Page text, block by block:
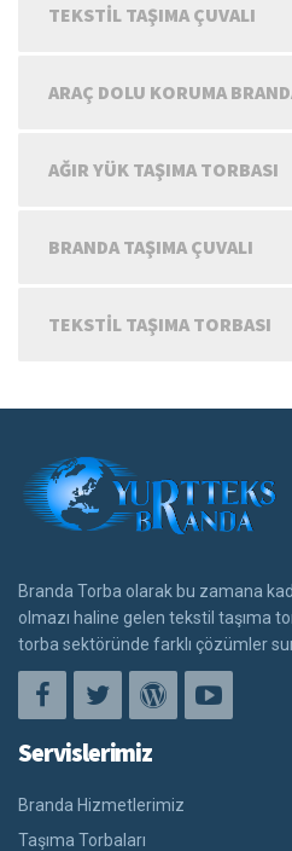
TEKSTIL TAŞIMA ÇUVALI
ARAÇ DOLU KORUMA
AĞIR YÜK TAŞIMA TORBASI
BRANDA TAŞIMA ÇUVALI
TEKSTIL TAŞIMA TORBASI
Branda Torba olarak bu zamana
olmazı haline gelen tekstil taşıma
torba sektöründe farklı çözümler
Servislerimiz
Branda Hizmetlerimiz
Taşıma Torbaları